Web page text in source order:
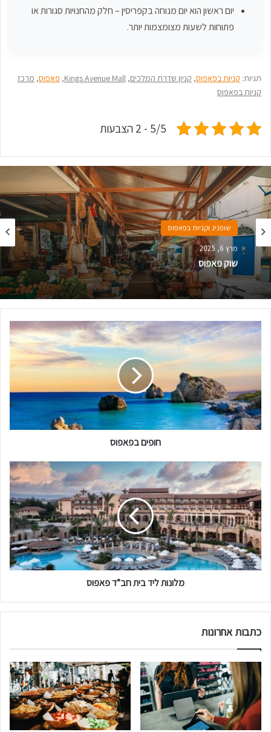
יום ראשון הוא יום מנוחה בקפריסין – חלק מהחנויות סגורות או
פתוחות לשעות מצומצמות יותר.
תגיות: קניות בפאפוס, קניון שדרת המלכים,
Kings Avenue Mall
, פאפוס, מרכז
קניות בפאפוס
5/5 - 2 הצבעות
שופניג וקניות בפאפוס
מרץ 6, 2025
שוק פאפוס
חופים
חופים בפאפוס
מלונות
בית
חב”ד
פאפוס
מלונות ליד בית חב”ד פאפוס
כתבות אחרונות